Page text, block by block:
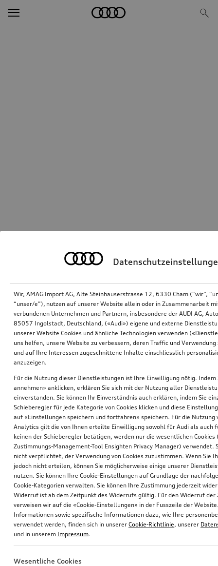
Wir, AMAG Import AG, Alte Steinhauserstrasse 12, 6330 Cham (“wir”,
“unser/e”), nutzen auf unserer Website allein oder in Zusammenarbeit
verbundenen Unternehmen und Partnern, insbesondere der AUDI AG,
85057 Ingolstadt, Deutschland, («Audi») eigene und externe
unserer Website Cookies und ähnliche Technologien verwenden
uns helfen, unsere Website zu verbessern, deren Traffic und Verwendung
und auf Ihre Interessen zugeschnittene Inhalte einschliesslich
anzuzeigen.
Für die Nutzung dieser Dienstleistungen ist Ihre Einwilligung nötig. Indem
annehmen» anklicken, erklären Sie sich mit der Nutzung aller
einverstanden. Sie können Ihr Einverständnis auch erklären, indem Sie
Schieberegler für jede Kategorie von Cookies klicken und diese
auf «Einstellungen speichern und fortfahren» speichern. Für die Nutzung
Analytics gilt die von Ihnen erteilte Einwilligung sowohl für Audi als auch
keinen der Schieberegler betätigen, werden nur die wesentlichen Cookies
Zustimmungs-Management-Tool Ensighten Privacy Manager) verwendet.
nicht verpflichtet, der Verwendung von Cookies zuzustimmen. Wenn Sie
jedoch nicht erteilen, können Sie möglicherweise einige unserer
nutzen. Sie können Ihre Cookie-Einstellungen auf Grundlage der
Cookie-Kategorien verwalten. Sie können Ihre Zustimmung jederzeit
Widerruf ist ab dem Zeitpunkt des Widerrufs gültig. Für den Widerruf der
verweisen wir auf die «Cookie-Einstellungen» in der Fusszeile der
Informationen sowie spezifische Informationen dazu, wie Ihre
verwendet werden, finden sich in unserer Cookie-Richtlinie, unserer
und in unserem Impressum.
Wesentliche Cookies